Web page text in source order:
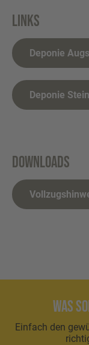
Links
Deponie
Deponie
Downloads
Was
Einfach den